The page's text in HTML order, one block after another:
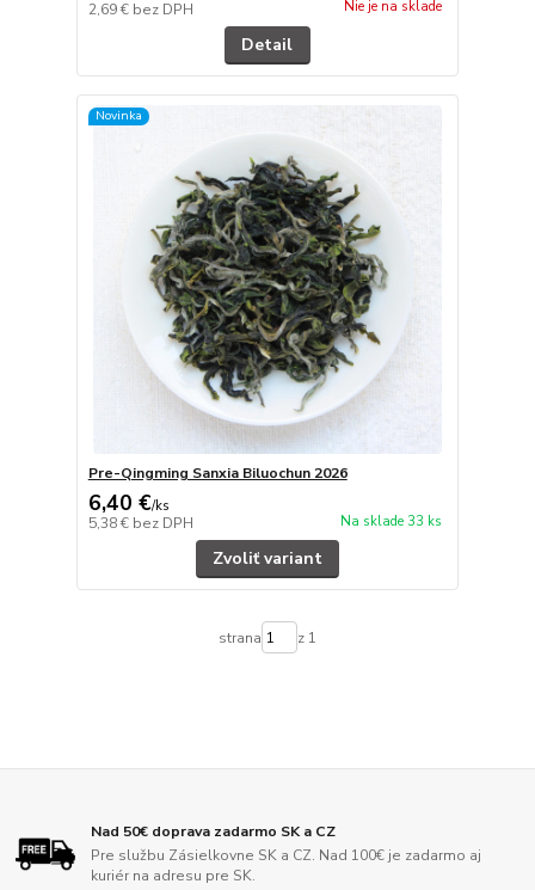
2,69 € bez DPH Nie je na sklade
Detail
Novinka
Pre-Qingming Sanxia Biluochun 2026
6,40 €/ks
5,38 € bez DPH Na sklade 33 ks
Zvoliť variant
strana z 1
Nad 50€ doprava zadarmo SK a CZ
Pre službu Zásielkovne SK a CZ. Nad 100€ je zadarmo aj
kuriér na adresu pre SK.